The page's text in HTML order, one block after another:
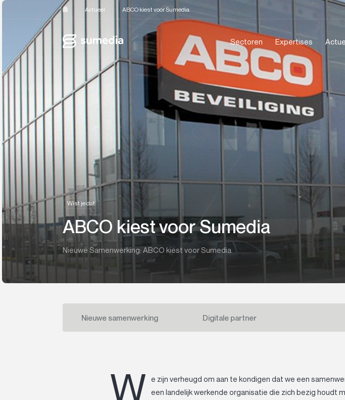
Actueel ABCO kiest voor Sumedia
Sectoren Expertises
Wist je dat
ABCO kiest voor Sumedia
Nieuwe Samenwerking: ABCO kiest voor Sumedia
Nieuwe samenwerking Digitale partner
W
e zijn verheugd om aan te kondigen dat we een
een landelijk werkende organisatie die zich bezig houdt